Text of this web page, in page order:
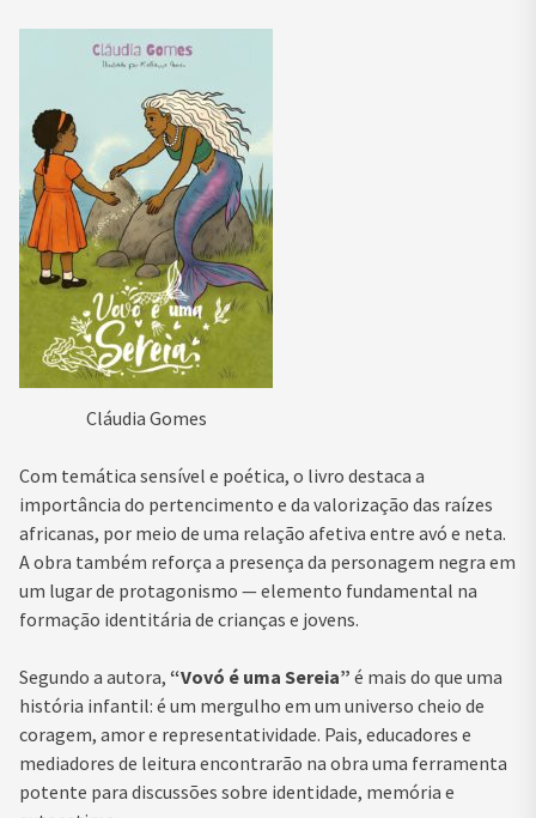
Cláudia Gomes
Com temática sensível e poética, o livro destaca a
importância do pertencimento e da valorização das raízes
africanas, por meio de uma relação afetiva entre avó e neta.
A obra também reforça a presença da personagem negra em
um lugar de protagonismo — elemento fundamental na
formação identitária de crianças e jovens.
Segundo a autora, “Vovó é uma Sereia” é mais do que uma
história infantil: é um mergulho em um universo cheio de
coragem, amor e representatividade. Pais, educadores e
mediadores de leitura encontrarão na obra uma ferramenta
potente para discussões sobre identidade, memória e